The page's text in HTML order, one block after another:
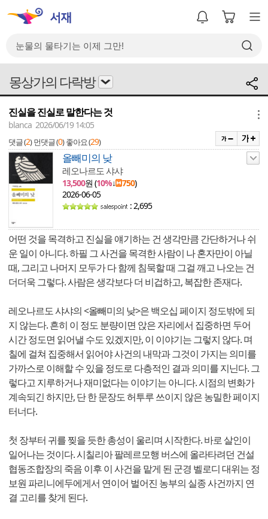
몽상가의 다락방
진실을 진실로 말한다는 것
blanca 2026/06/19 14:05
댓글 (2) 먼댓글 (0) 좋아요 (29)
올빼미의 낮
레오나르도 샤샤
13,500원 (10%↓ 750)
2026-06-05
: 2,695
어떤 것을 목격하고 진실을 얘기하는 건 생각만큼 간단하거나 쉬
운 일이 아니다. 하필 그 사건을 목격한 사람이 나 혼자만이 아닐
때, 그리고 나머지 모두가 다 함께 침묵할 때 그걸 깨고 나오는 건
더더욱 그렇다. 사람은 생각보다 더 비겁하고, 복잡한 존재다.
레오나르도 샤샤의 <올빼미의 낮>은 백오십 페이지 정도밖에 되
지 않는다. 흔히 이 정도 분량이면 앉은 자리에서 집중하면 두어
시간 정도면 읽어낼 수도 있겠지만, 이 이야기는 그렇지 않다. 며
칠에 걸쳐 집중해서 읽어야 사건의 내막과 그것이 가지는 의미를
가까스로 이해할 수 있을 정도로 다층적인 결과 의미를 지닌다. 그
렇다고 지루하거나 재미없다는 이야기는 아니다. 시점의 변화가
계속되긴 하지만, 단 한 문장도 허투루 쓰이지 않은 농밀한 페이지
터너다.
첫 장부터 귀를 찢을 듯한 총성이 울리며 시작한다. 바로 살인이
일어나는 것이다. 시칠리아 팔레르모행 버스에 올라타려던 건설
협동조합장의 죽음 이후 이 사건을 맡게 된 군경 벨로디 대위는 정
보원 파리니에두에게서 연이어 벌어진 농부의 실종 사건까지 연
결 고리를 찾게 된다.